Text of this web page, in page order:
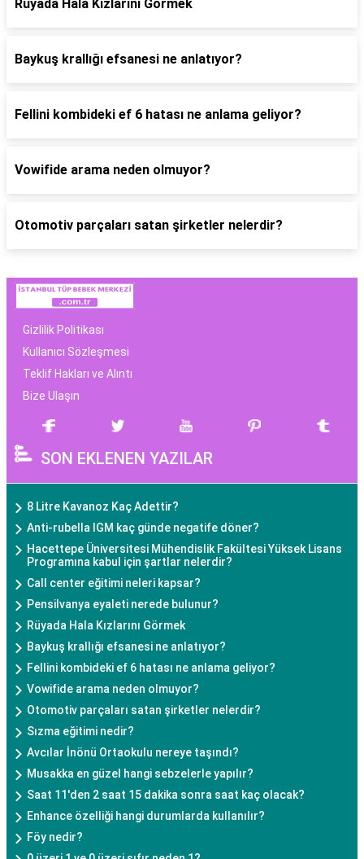
Rüyada Hala Kızlarını Görmek
Baykuş krallığı efsanesi ne anlatıyor?
Fellini kombideki ef 6 hatası ne anlama geliyor?
Vowifide arama neden olmuyor?
Otomotiv parçaları satan şirketler nelerdir?
Gizlilik Politikası
Kullanıcı Sözleşmesi
Teklif Hakları ve Alıntı
Bize Ulaşın
SON EKLENEN YAZILAR
8 Litre Kavanoz Kaç Adettir?
Anti-rubella IGM kaç günde negatife döner?
Hacettepe Üniversitesi Mühendislik Fakültesi Yüksek Lisans
Programına kabul için şartlar nelerdir?
Call center eğitimi neleri kapsar?
Pensilvanya eyaleti nerede bulunur?
Rüyada Hala Kızlarını Görmek
Baykuş krallığı efsanesi ne anlatıyor?
Fellini kombideki ef 6 hatası ne anlama geliyor?
Vowifide arama neden olmuyor?
Otomotiv parçaları satan şirketler nelerdir?
Sızma eğitimi nedir?
Avcılar İnönü Ortaokulu nereye taşındı?
Musakka en güzel hangi sebzelerle yapılır?
Saat 11'den 2 saat 15 dakika sonra saat kaç olacak?
Enhance özelliği hangi durumlarda kullanılır?
Föy nedir?